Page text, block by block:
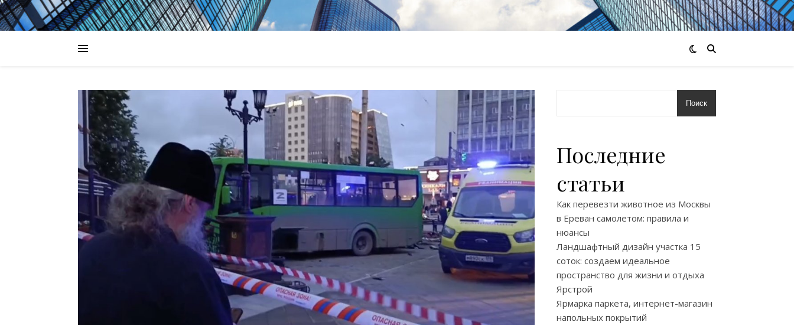
Поиск
Последние
статьи
Как перевезти животное из Москвы
в Ереван самолетом: правила и
нюансы
Ландшафтный дизайн участка 15
соток: создаем идеальное
пространство для жизни и отдыха
Ярстрой
Ярмарка паркета, интернет-магазин
напольных покрытий